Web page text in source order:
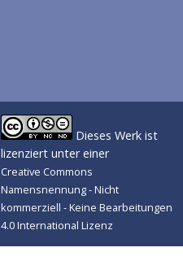
Dieses Werk ist
lizenziert unter einer
Creative Commons
Namensnennung - Nicht
kommerziell - Keine Bearbeitungen
4.0 International Lizenz